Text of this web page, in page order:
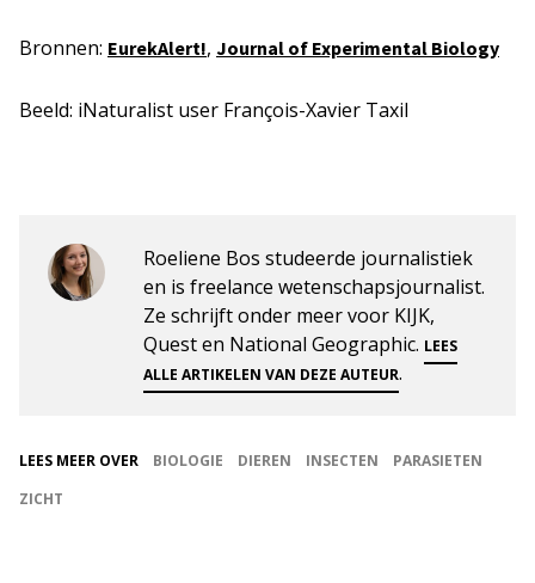
Bronnen: EurekAlert!, Journal of Experimental Biology
Beeld: iNaturalist user François-Xavier Taxil
Roeliene Bos studeerde journalistiek
en is freelance wetenschapsjournalist.
Ze schrijft onder meer voor KIJK,
Quest en National Geographic. LEES
ALLE ARTIKELEN VAN DEZE AUTEUR.
LEES MEER OVER BIOLOGIE DIEREN INSECTEN
PARASIETEN
ZICHT